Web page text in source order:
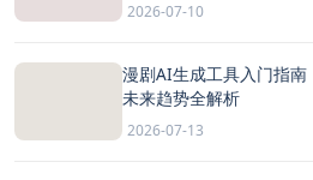
2026-07-10
漫剧AI生成工具入门指
未来趋势全解析
2026-07-13